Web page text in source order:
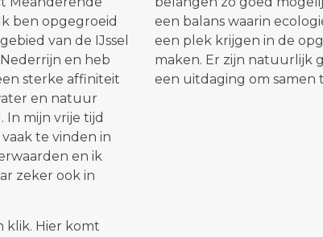
ben opgegroeid
van de IJssel
en heb
sterke affiniteit
en natuur
In mijn vrije tijd
te vinden in
en ik
zeker ook in
klik. Hier komt
een balans waarin
een plek krijgen in de
maken. Er zijn natuurlijk
een uitdaging om samen